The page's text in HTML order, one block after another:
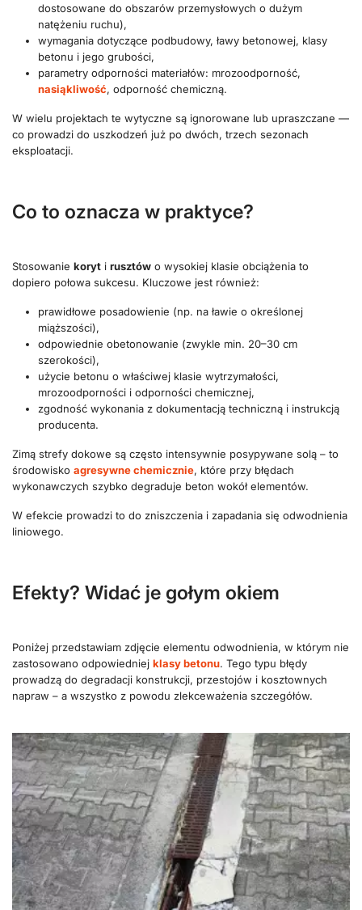
dostosowane do obszarów przemysłowych o dużym
natężeniu ruchu),
wymagania dotyczące podbudowy, ławy betonowej, klasy
betonu i jego grubości,
parametry odporności materiałów: mrozoodporność,
nasiąkliwość, odporność chemiczną.
W wielu projektach te wytyczne są ignorowane lub upraszczane —
co prowadzi do uszkodzeń już po dwóch, trzech sezonach
eksploatacji.
Co to oznacza w praktyce?
Stosowanie koryt i rusztów o wysokiej klasie obciążenia to
dopiero połowa sukcesu. Kluczowe jest również:
prawidłowe posadowienie (np. na ławie o określonej
miąższości),
odpowiednie obetonowanie (zwykle min. 20–30 cm
szerokości),
użycie betonu o właściwej klasie wytrzymałości,
mrozoodporności i odporności chemicznej,
zgodność wykonania z dokumentacją techniczną i instrukcją
producenta.
Zimą strefy dokowe są często intensywnie posypywane solą – to
środowisko agresywne chemicznie, które przy błędach
wykonawczych szybko degraduje beton wokół elementów.
W efekcie prowadzi to do zniszczenia i zapadania się odwodnienia
liniowego.
Efekty? Widać je gołym okiem
Poniżej przedstawiam zdjęcie elementu odwodnienia, w którym nie
zastosowano odpowiedniej klasy betonu. Tego typu błędy
prowadzą do degradacji konstrukcji, przestojów i kosztownych
napraw – a wszystko z powodu zlekceważenia szczegółów.